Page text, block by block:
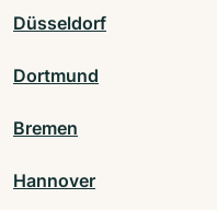
Düsseldorf
Dortmund
Bremen
Hannover